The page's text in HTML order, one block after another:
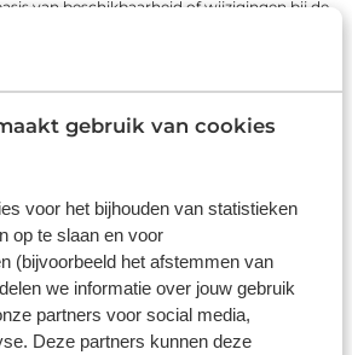
gebruik van cookies
voor het bijhouden van statistieken
op te slaan en voor
(bijvoorbeeld het afstemmen van
we informatie over jouw gebruik
partners voor social media,
Deze partners kunnen deze
van beschikbaarheid of wijzigingen bij de
reviews
1163 reviews